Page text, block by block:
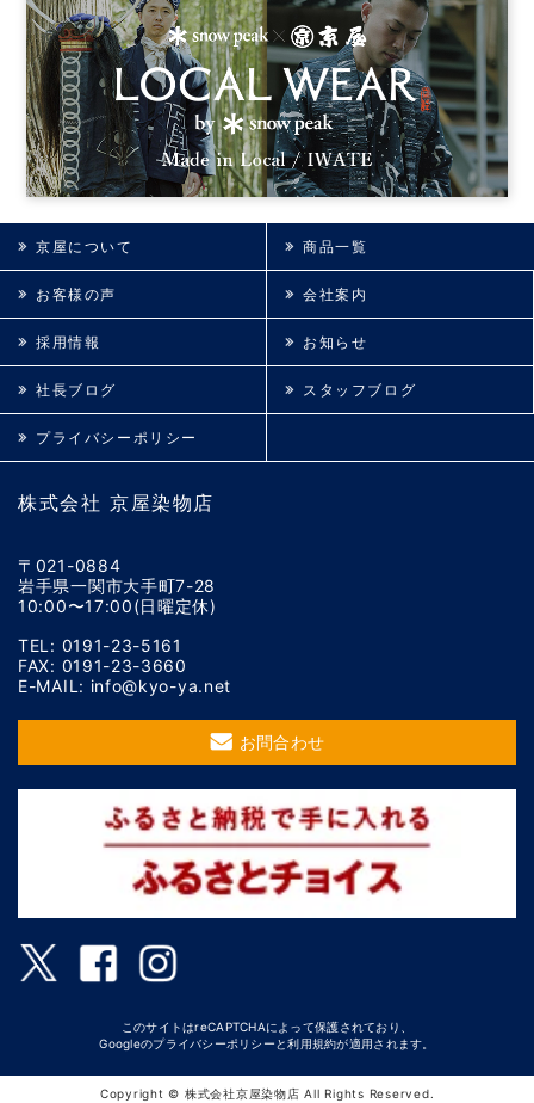
株式会社 京屋染物店
〒021-0884
岩手県一関市大手町7-28
10:00〜17:00(日曜定休)
TEL: 0191-23-5161
FAX: 0191-23-3660
E-MAIL: info@kyo-ya.net
お問合わせ
京屋について 商品一覧
お客様の声 会社案内
採用情報 お知らせ
社長ブログ スタッフブログ
プライバシーポリシー
このサイトはreCAPTCHAによって保護されており、
Googleのプライバシーポリシー と利用規約が適用されます。
Copyright © 株式会社京屋染物店 All Rights Reserved.